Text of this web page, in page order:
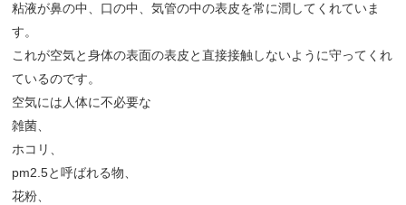
粘液が鼻の中、口の中、気管の中の表皮を常に潤してくれていま
す。
これが空気と身体の表面の表皮と直接接触しないように守ってくれ
ているのです。
空気には人体に不必要な
雑菌、
ホコリ、
pm2.5と呼ばれる物、
花粉、